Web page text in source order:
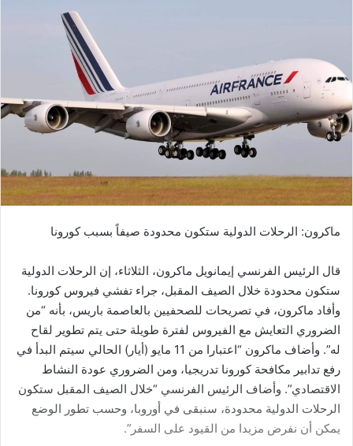
ماكرون: الرحلات الدولية ستكون محدودة صيفاً بسبب كورونا
قال الرئيس الفرنسي إيمانويل ماكرون، الثلاثاء، إن الرحلات الدولية
ستكون محدودة خلال الصيف المقبل، جراء تفشي فيروس كورونا.
وأفاد ماكرون، في تصريحات للصحفيين بالعاصمة باريس، بأنه “من
الضروري التعايش مع الفيروس لفترة طويلة حتى يتم تطوير لقاح
له”. وأضاف ماكرون “اعتبارا من 11 مايو (أيار) الحالي سيتم البدأ في
رفع تدابير مكافحة كورونا تدريجيا، ومن الضروري عودة النشاط
الاقتصادي”. وأضاف الرئيس الفرنسي “خلال الصيف المقبل ستكون
الرحلات الدولية محدودة، سنبقى في أوروبا، وحسب تطور الوضع
يمكن أن نفرض مزيدا من القيود على السفر”.